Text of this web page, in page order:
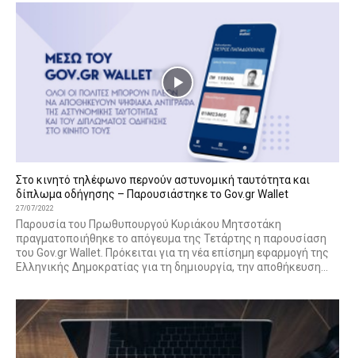
Στο κινητό τηλέφωνο περνούν αστυνομική ταυτότητα και
δίπλωμα οδήγησης – Παρουσιάστηκε το Gov.gr Wallet
27/07/2022
Παρουσία του Πρωθυπουργού Κυριάκου Μητσοτάκη
πραγματοποιήθηκε το απόγευμα της Τετάρτης η παρουσίαση
του Gov.gr Wallet. Πρόκειται για τη νέα επίσημη εφαρμογή της
Ελληνικής Δημοκρατίας για τη δημιουργία, την αποθήκευση...